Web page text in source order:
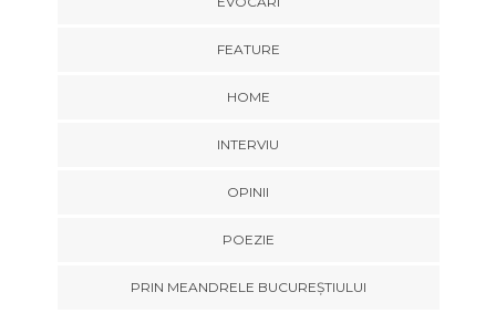
FEATURE
HOME
INTERVIU
OPINII
POEZIE
PRIN MEANDRELE BUCUREȘTIULUI